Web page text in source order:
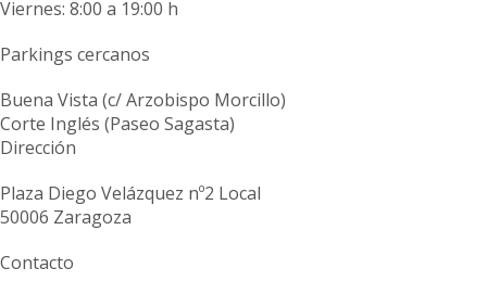
Viernes: 8:00 a 19:00 h
Parkings cercanos
Buena Vista (c/ Arzobispo Morcillo)
Corte Inglés (Paseo Sagasta)
Dirección
Plaza Diego Velázquez nº2 Local
50006 Zaragoza
Contacto